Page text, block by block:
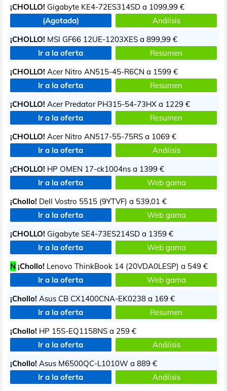
¡CHOLLO! Gigabyte KE4-72ES314SD a 1099,99 €
(Agotada)
Análisis
¡CHOLLO! MSI GF66 12UE-1203XES a 899,99 €
Ir a la oferta
Resumen
¡CHOLLO! Acer Nitro AN515-45-R6CN a 1599 €
Ir a la oferta
Resumen
¡CHOLLO! Acer Predator PH315-54-73HX a 1229 €
Ir a la oferta
Resumen
¡CHOLLO! Acer Nitro AN517-55-75RS a 1069 €
Ir a la oferta
Análisis
¡CHOLLO! HP OMEN 17-ck1004ns a 1399 €
Ir a la oferta
Web gama
¡Chollo! Dell Vostro 5515 (9YTVF) a 539,01 €
Ir a la oferta
Web gama
¡CHOLLO! Gigabyte SE4-73ES214SD a 1359 €
Ir a la oferta
Web gama
N ¡Chollo! Lenovo ThinkBook 14 (20VDA0LESP) a 549 €
Ir a la oferta
Web gama
¡Chollo! Asus CB CX1400CNA-EK0238 a 169 €
Ir a la oferta
Resumen
¡Chollo! HP 15S-EQ1158NS a 259 €
Ir a la oferta
Análisis
¡Chollo! Asus M6500QC-L1010W a 889 €
Ir a la oferta
Análisis